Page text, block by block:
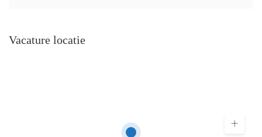
Vacature locatie